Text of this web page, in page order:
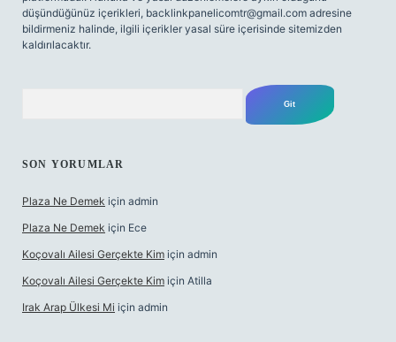
düşündüğünüz içerikleri, backlinkpanelicomtr@gmail.com adresine
bildirmeniz halinde, ilgili içerikler yasal süre içerisinde sitemizden
kaldırılacaktır.
SON YORUMLAR
Plaza Ne Demek için admin
Plaza Ne Demek için Ece
Koçovalı Ailesi Gerçekte Kim için admin
Koçovalı Ailesi Gerçekte Kim için Atilla
Irak Arap Ülkesi Mi için admin